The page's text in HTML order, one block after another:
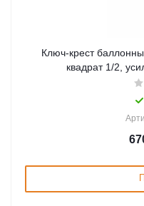
Ключ-крест
квадрат 1/2,